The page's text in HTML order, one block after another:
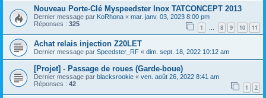
Nouveau Porte-Clé Myspeedster Inox TATCONCEPT 2013
Dernier message par KoRhona « mar. janv. 03, 2023 8:00 pm
Réponses : 325 1 … 8 9 10 11
Achat relais injection Z20LET
Dernier message par Speedster_RF « dim. sept. 18, 2022 10:12 am
[Projet] - Passage de roues (Garde-boue)
Dernier message par blacksrookie « ven. août 26, 2022 8:41 am
Réponses : 42 1 2